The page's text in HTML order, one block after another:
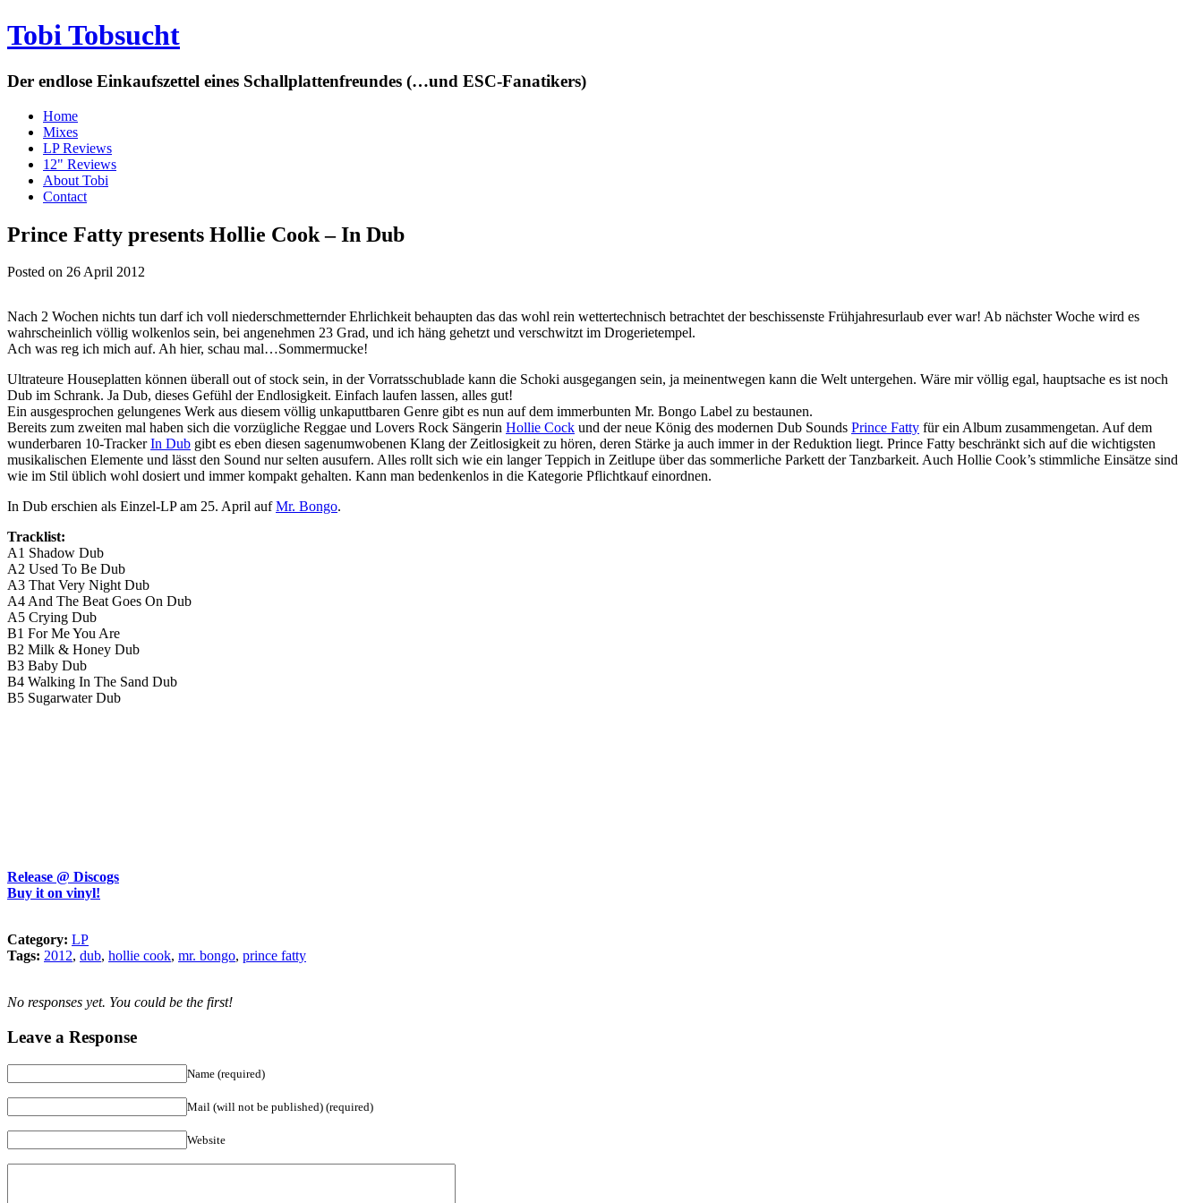
Tobi Tobsucht
Der endlose Einkaufszettel eines Schallplattenfreundes (…und ESC-Fanatikers)
Home
Mixes
LP Reviews
12" Reviews
About Tobi
Contact
Prince Fatty presents Hollie Cook – In Dub
Posted on 26 April 2012
Nach 2 Wochen nichts tun darf ich voll niederschmetternder Ehrlichkeit behaupten das das wohl rein wettertechnisch betrachtet der beschissenste Frühjahresurlaub ever war! Ab nächster Woche wird es
wahrscheinlich völlig wolkenlos sein, bei angenehmen 23 Grad, und ich häng gehetzt und verschwitzt im Drogerietempel.
Ach was reg ich mich auf. Ah hier, schau mal…Sommermucke!
Ultrateure Houseplatten können überall out of stock sein, in der Vorratsschublade kann die Schoki ausgegangen sein, ja meinentwegen kann die Welt untergehen. Wäre mir völlig egal, hauptsache es ist noch
Dub im Schrank. Ja Dub, dieses Gefühl der Endlosigkeit. Einfach laufen lassen, alles gut!
Ein ausgesprochen gelungenes Werk aus diesem völlig unkaputtbaren Genre gibt es nun auf dem immerbunten Mr. Bongo Label zu bestaunen.
Bereits zum zweiten mal haben sich die vorzügliche Reggae und Lovers Rock Sängerin Hollie Cock und der neue König des modernen Dub Sounds Prince Fatty für ein Album zusammengetan. Auf dem
wunderbaren 10-TrackerIn Dub gibt es eben diesen sagenumwobenen Klang der Zeitlosigkeit zu hören, deren Stärke ja auch immer in der Reduktion liegt. Prince Fatty beschränkt sich auf die wichtigsten
musikalischen Elemente und lässt den Sound nur selten ausufern. Alles rollt sich wie ein langer Teppich in Zeitlupe über das sommerliche Parkett der Tanzbarkeit. Auch Hollie Cook’s stimmliche Einsätze sind
wie im Stil üblich wohl dosiert und immer kompakt gehalten. Kann man bedenkenlos in die Kategorie Pflichtkauf einordnen.
In Dub erschien als Einzel-LP am 25. April aufMr. Bongo.
Tracklist:
A1 Shadow Dub
A2 Used To Be Dub
A3 That Very Night Dub
A4 And The Beat Goes On Dub
A5 Crying Dub
B1 For Me You Are
B2 Milk & Honey Dub
B3 Baby Dub
B4 Walking In The Sand Dub
B5 Sugarwater Dub
Release @ Discogs
Buy it on vinyl!
Category: LP
Tags: 2012, dub, hollie cook, mr. bongo, prince fatty
No responses yet. You could be the first!
Leave a Response
Name (required)
Mail (will not be published) (required)
Website